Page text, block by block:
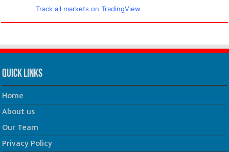
Track all markets on TradingView
Quick Links
Home
About us
Our Team
Privacy Policy